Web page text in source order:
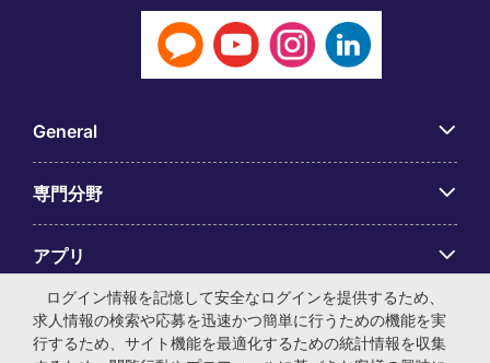
General
専門分野
アプリ
Employer Centre
ログイン情報を記憶して安全なログインを提供するため、
求人情報の検索や応募を迅速かつ簡単に行うための機能を実
行するため、サイト機能を最適化するための統計情報を収集